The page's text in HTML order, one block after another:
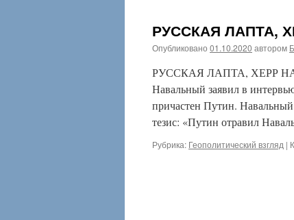
РУССКАЯ ЛАПТА,
Опубликовано 01.10.2020 автором
РУССКАЯ ЛАПТА, ХЕРР
Навальный заявил в
причастен Путин.
тезис: «Путин отравил
Рубрика: Геополитический взгляд |